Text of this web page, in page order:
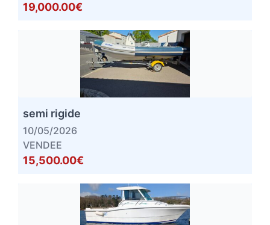
19,000.00€
semi rigide
10/05/2026
VENDEE
15,500.00€